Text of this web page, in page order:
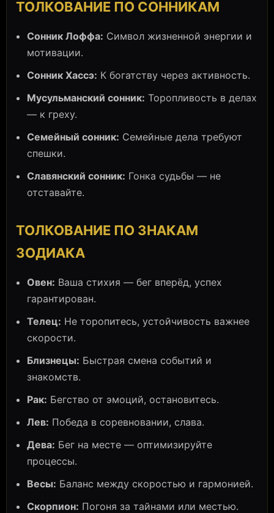
ТОЛКОВАНИЕ ПО СОННИКАМ
Сонник Лоффа: Символ жизненной энергии и
мотивации.
Сонник Хассэ: К богатству через активность.
Мусульманский сонник: Торопливость в делах
— к греху.
Семейный сонник: Семейные дела требуют
спешки.
Славянский сонник: Гонка судьбы — не
отставайте.
ТОЛКОВАНИЕ ПО ЗНАКАМ
ЗОДИАКА
Овен: Ваша стихия — бег вперёд, успех
гарантирован.
Телец: Не торопитесь, устойчивость важнее
скорости.
Близнецы: Быстрая смена событий и
знакомств.
Рак: Бегство от эмоций, остановитесь.
Лев: Победа в соревновании, слава.
Дева: Бег на месте — оптимизируйте
процессы.
Весы: Баланс между скоростью и гармонией.
Скорпион: Погоня за тайнами или местью.